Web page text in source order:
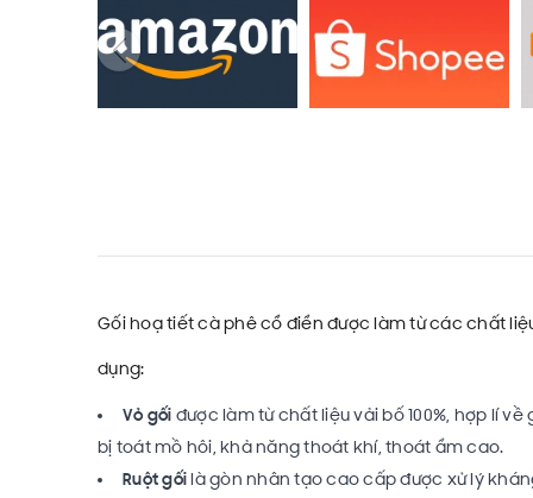
Gối hoạ tiết cà phê cổ điển được làm từ các chất
dụng:
Vỏ gối được làm từ chất liệu vải bố 100%, hợp lí
bị toát mồ hôi, khả năng thoát khí, thoát ẩm cao.
Ruột gối là gòn nhân tạo cao cấp được xử lý